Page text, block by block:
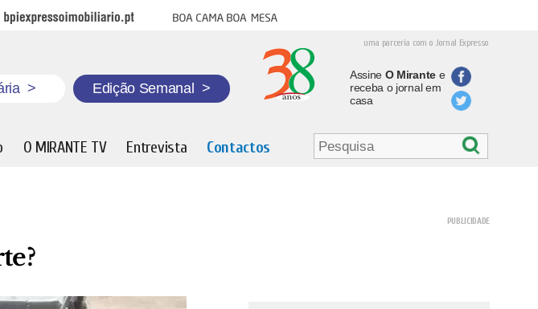
BPI Expresso Imobiliário Boa cama boa mesa
uma parceria com o Jornal Expresso
> Edição Semanal >
Assine O Mirantee
receba o jornal em
casa
O MIRANTE TV Entrevista Contactos